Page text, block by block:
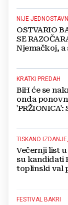
NIJE
OSTVARIO
SE
Njemačkoj, a
KRATKI PREDAH
BiH će se
onda
TISKANO
Večernji list
su kandidati
toplinski val
FESTIVAL BAKRI